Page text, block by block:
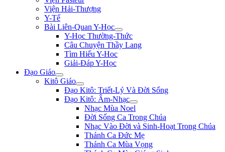
Viện Hải-Thượng
Y-Tế
Bài Liên-Quan Y-Học
Y-Học Thường-Thức
Câu Chuyện Thầy Lang
Tìm Hiểu Y-Hoc
Giải-Đáp Y-Học
Đạo Giáo
Kitô Giáo
Đạo Kitô: Triết-Lý Và Đời Sống
Đạo Kitô: Âm-Nhạc
Nhạc Mùa Noel
Đời Sống Ca Trong Chúa
Nhạc Vào Đời và Sinh-Hoạt Trong Chúa
Thánh Ca Đức Mẹ
Thánh Ca Mùa Vọng